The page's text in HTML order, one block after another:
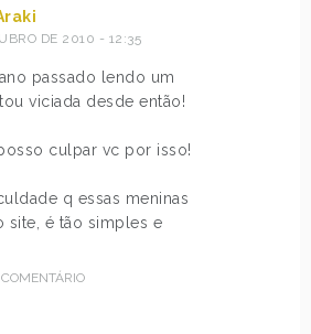
DE 2010 - 12:35
passado lendo um
viciada desde então!
culpar vc por isso!
q essas meninas
site, é tão simples e